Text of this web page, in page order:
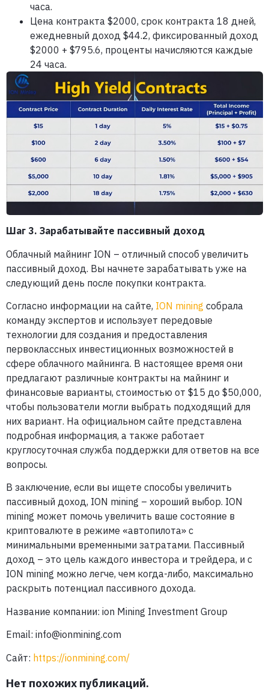
часа.
Цена контракта $2000, срок контракта 18 дней,
ежедневный доход $44.2, фиксированный доход
$2000 + $795.6, проценты начисляются каждые
24 часа.
Шаг 3. Зарабатывайте пассивный доход
Облачный майнинг ION – отличный способ увеличить
пассивный доход. Вы начнете зарабатывать уже на
следующий день после покупки контракта.
Согласно информации на сайте, ION mining собрала
команду экспертов и использует передовые
технологии для создания и предоставления
первоклассных инвестиционных возможностей в
сфере облачного майнинга. В настоящее время они
предлагают различные контракты на майнинг и
финансовые варианты, стоимостью от $15 до $50,000,
чтобы пользователи могли выбрать подходящий для
них вариант. На официальном сайте представлена
подробная информация, а также работает
круглосуточная служба поддержки для ответов на все
вопросы.
В заключение, если вы ищете способы увеличить
пассивный доход, ION mining – хороший выбор. ION
mining может помочь увеличить ваше состояние в
криптовалюте в режиме «автопилота» с
минимальными временными затратами. Пассивный
доход – это цель каждого инвестора и трейдера, и с
ION mining можно легче, чем когда-либо, максимально
раскрыть потенциал пассивного дохода.
Название компании: ion Mining Investment Group
Email: info@ionmining.com
Сайт: https://ionmining.com/
Нет похожих публикаций.